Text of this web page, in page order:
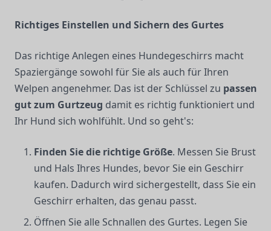
Richtiges Einstellen und Sichern des Gurtes
Das richtige Anlegen eines Hundegeschirrs macht
Spaziergänge sowohl für Sie als auch für Ihren
Welpen angenehmer. Das ist der Schlüssel zu passen
gut zum Gurtzeug damit es richtig funktioniert und
Ihr Hund sich wohlfühlt. Und so geht's:
Finden Sie die richtige Größe. Messen Sie Brust
und Hals Ihres Hundes, bevor Sie ein Geschirr
kaufen. Dadurch wird sichergestellt, dass Sie ein
Geschirr erhalten, das genau passt.
Öffnen Sie alle Schnallen des Gurtes. Legen Sie